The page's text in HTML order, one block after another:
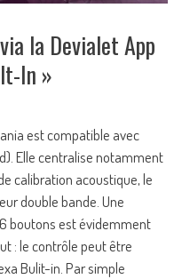
la Devialet App
In »
est compatible avec
Elle centralise notamment
calibration acoustique, le
double bande. Une
boutons est évidemment
: le contrôle peut être
Bulit-in. Par simple